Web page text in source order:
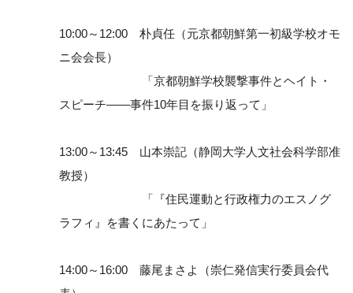
10:00～12:00 朴貞任（元京都朝鮮第一初級学校オモ
ニ会会長）
「京都朝鮮学校襲撃事件とヘイト・
スピーチ――事件10年目を振り返って」
13:00～13:45 山本崇記（静岡大学人文社会科学部准
教授）
「『住民運動と行政権力のエスノグ
ラフィ』を書くにあたって」
14:00～16:00 藤尾まさよ（崇仁発信実行委員会代